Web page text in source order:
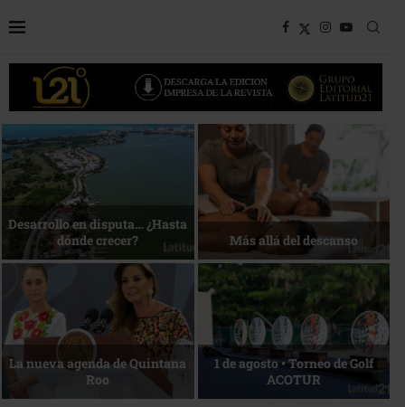
¿Hasta
Más allá del descanso
1 de agosto • Torneo de Golf
ACOTUR
Bottega, un viaje
mesa
Reconocimiento de